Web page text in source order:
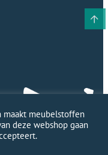
meubelstoffen
deze webshop gaan